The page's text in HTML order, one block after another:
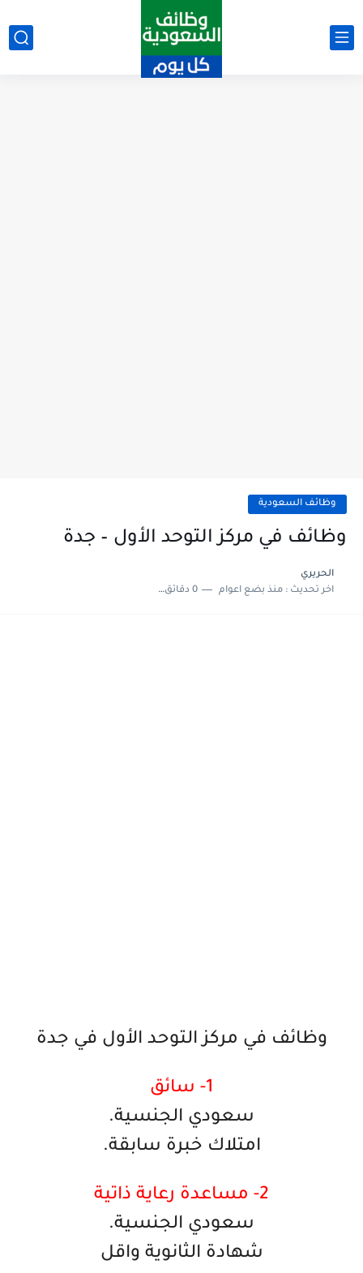
وظائف السعودية
وظائف في مركز التوحد الأول – جدة
الحريري
اخر تحديث :منذ بضع اعوام 0 دقائق للقراءة
وظائف في مركز التوحد الأول في جدة
1- سائق
سعودي الجنسية.
امتلاك خبرة سابقة.
2- مساعدة رعاية ذاتية
سعودي الجنسية.
شهادة الثانوية واقل